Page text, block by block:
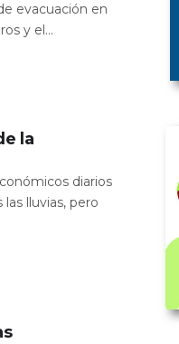
evacuación en
y el...
la
diarios
lluvias, pero